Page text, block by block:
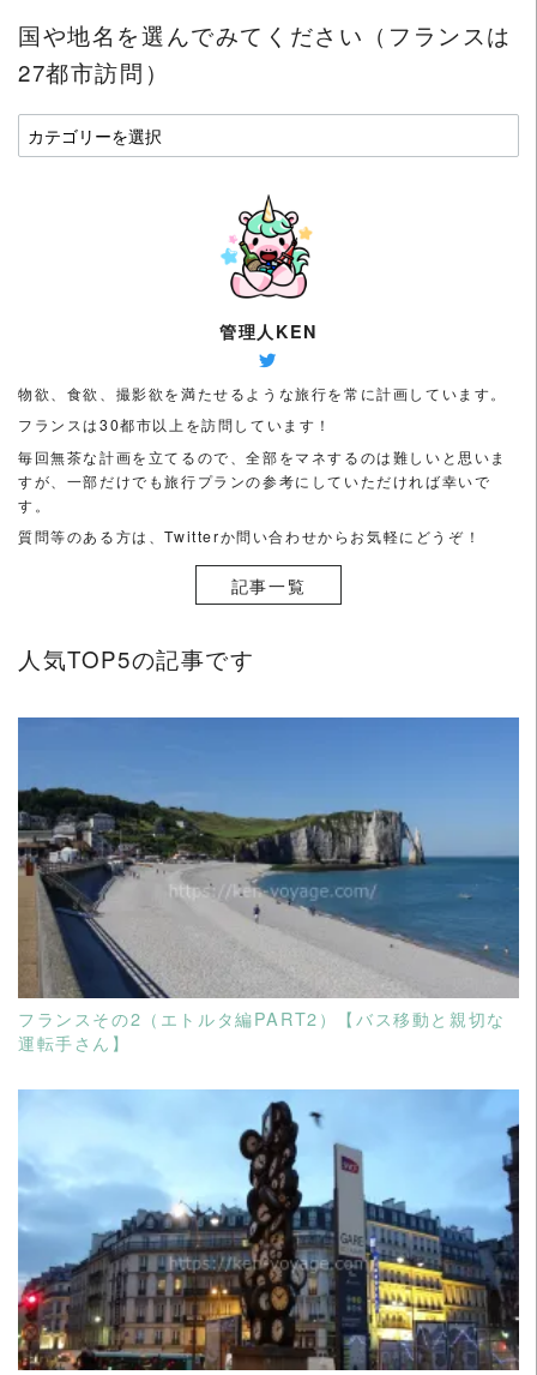
国や地名を選んでみてください（フランスは
27都市訪問）
国
や
て
く
さ
い
（フ
は
27
問）
管理人KEN
物欲、食欲、撮影欲を満たせるような旅行を常に計画しています。
フランスは30都市以上を訪問しています！
毎回無茶な計画を立てるので、全部をマネするのは難しいと思いま
すが、一部だけでも旅行プランの参考にしていただければ幸いで
す。
質問等のある方は、Twitterか問い合わせからお気軽にどうぞ！
記事一覧
人気TOP5の記事です
READ MORE
フランスその2（エトルタ編PART2）【バス移動と親切な
運転手さん】
READ MORE